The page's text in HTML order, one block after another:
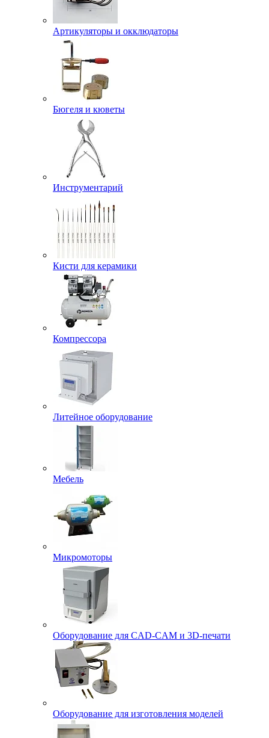
Артикуляторы и окклюдаторы
Бюгеля и кюветы
Инструментарий
Кисти для керамики
Компрессора
Литейное оборудование
Мебель
Микромоторы
Оборудование для CAD-CAM и 3D-печати
Оборудование для изготовления моделей